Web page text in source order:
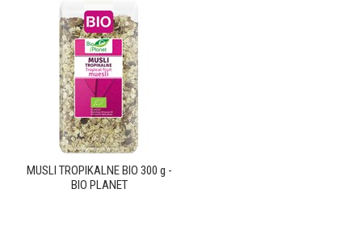
MUSLI TROPIKALNE BIO 300 g -
BIO PLANET